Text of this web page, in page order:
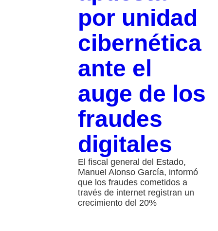
por unidad
cibernética
ante el
auge de los
fraudes
digitales
El fiscal general del Estado,
Manuel Alonso García, informó
que los fraudes cometidos a
través de internet registran un
crecimiento del 20%